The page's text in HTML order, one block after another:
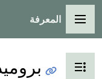
القائمة الرئيسية
المعرفة
تبديل عرض جدول